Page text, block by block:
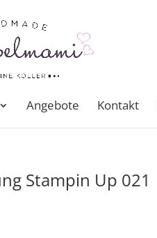
Angebote Kontakt
Stampin Up 021